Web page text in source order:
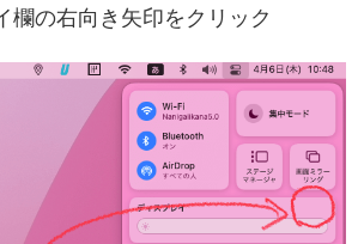
欄の右向き矢印をクリック